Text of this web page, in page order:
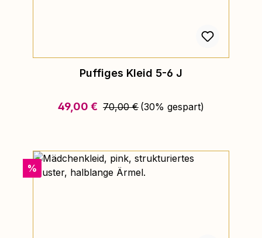
Puffiges Kleid 5-6 J
Verkaufspreis:
49,00 € Regulärer Preis:
70,00 € (30% gespart)
Rabatt
%